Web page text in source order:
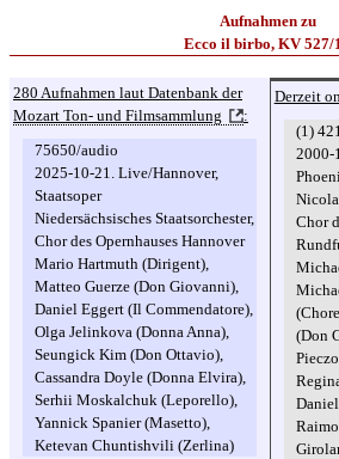
Aufnahmen zu
Ecco il birbo, KV 527/
280 Aufnahmen laut Datenbank der
Mozart Ton- und Filmsammlung
:
75650/audio
2025-10-21. Live/Hannover,
Staatsoper
Niedersächsisches Staatsorchester,
Chor des Opernhauses Hannover
Mario Hartmuth (Dirigent),
Matteo Guerze (Don Giovanni),
Daniel Eggert (Il Commendatore),
Olga Jelinkova (Donna Anna),
Seungick Kim (Don Ottavio),
Cassandra Doyle (Donna Elvira),
Serhii Moskalchuk (Leporello),
Yannick Spanier (Masetto),
Ketevan Chuntishvili (Zerlina)
Derzeit
(1)
2000-
Chor
(Don